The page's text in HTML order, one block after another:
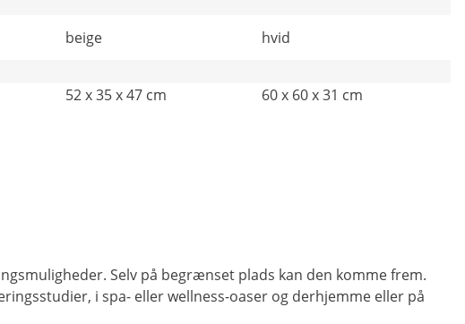
beige
hvid
52 x 35 x 47 cm
60 x 60 x 31 cm
Selv på begrænset plads kan den komme frem.
i spa- eller wellness-oaser og derhjemme eller på